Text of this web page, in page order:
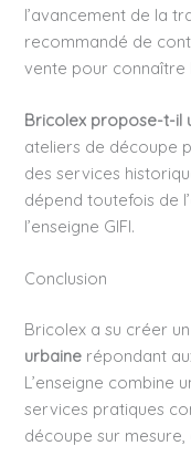
l’avancement de la
recommandé de
vente pour connaître
Bricolex propose-t-il
ateliers de découpe
des services
dépend toutefois de
l’enseigne GIFI.
Conclusion
Bricolex a su créer
urbaine répondant
L’enseigne combine
services pratiques
découpe sur mesure,